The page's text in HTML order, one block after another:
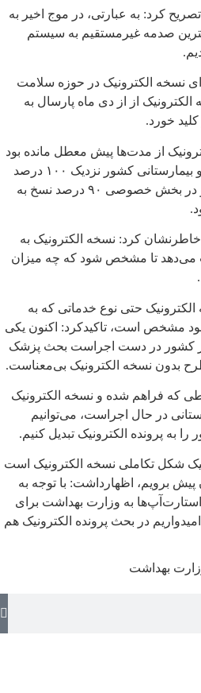
کرد: به عبارتی، در موج اخیر به
صدمه غیرمستقیم به سیستم
نسخه الکترونیک در حوزه سلامت
از از دی ماه پارسال به
خورد.
از مدت‌ها پیش معطل مانده بود
و امروز در بحث مراکز دولتی و بیمارستانی کشور نزدیک ۱۰۰ درصد
نسخه‌ها به صورت الکترونیک و در بخش خصوصی ۹۰ درصد نسخ به
کرد: نسخه الکترونیک به
می‌دهد تا مشخص شود که چه میزان
الکترونیک حتی نوع خدماتی که به
مشخص است، تاکیدکرد: اکنون یکی
در کشور در دست اجراست بحث پزشک
بدون نسخه الکترونیک بی‌معناست.
که فراهم شده و نسخه الکترونیک
در حال اجراست، می‌توانیم
به پرونده الکترونیک تبدیل کنیم.
شکل تکاملی نسخه الکترونیک است
برویم، اظهارداشت: با توجه به
به وزارت بهداشت برای
در بحث پرونده الکترونیک هم
بهداشت